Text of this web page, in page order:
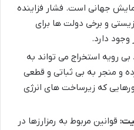
جهانی است. فشار فزاینده
و برخی دولت ها برای
وجود دارد.
بی رویه استخراج می تواند به
و منجر به بی ثباتی و قطعی
که زیرساخت های انرژی
قوانین مربوط به رمزارزها در